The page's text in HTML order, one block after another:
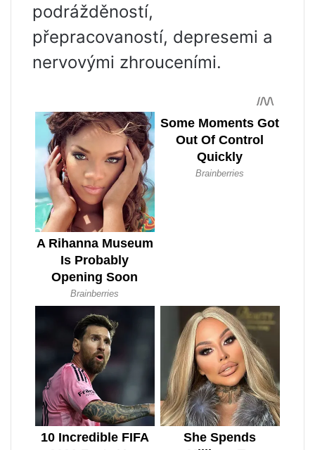
podrážděností,
přepracovaností, depresemi a
nervovými zhrouceními.